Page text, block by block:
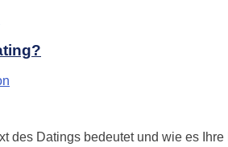
des Datings bedeutet und wie es